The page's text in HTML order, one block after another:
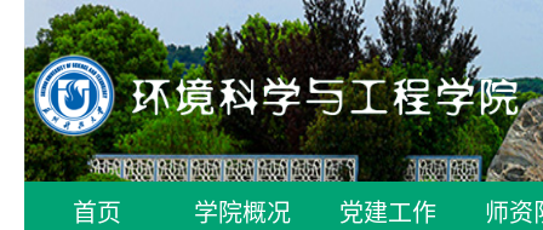
首页 学院概况 党建工作 师资